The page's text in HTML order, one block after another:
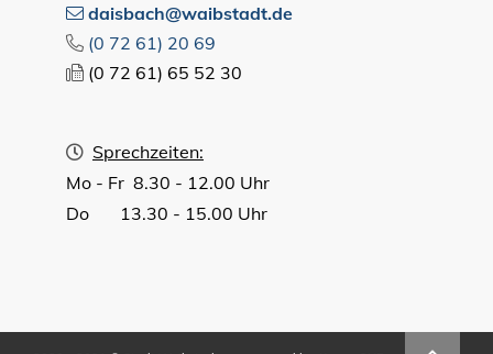
daisbach@waibstadt.de
(0 72 61) 20 69
(0 72 61) 65 52 30
Sprechzeiten:
Mo - Fr 8.30 - 12.00 Uhr
Do 13.30 - 15.00 Uhr